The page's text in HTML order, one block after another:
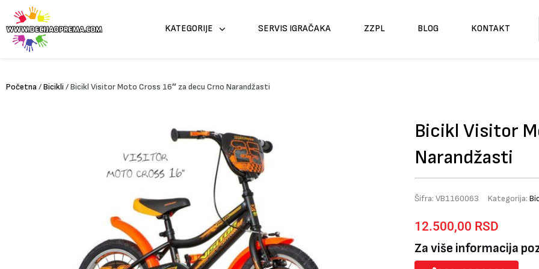
sadržaj
KATEGORIJE SERVIS IGRAČAKA ZZPL BLOG KONTAKT
Početna/Bicikli/ Bicikl Visitor Moto Cross 16″ za decu Crno Narandžasti
Bicikl Visitor
Narandžasti
Šifra: VB1160063 Kategorija:
12.500,00 RSD
Za više informacija